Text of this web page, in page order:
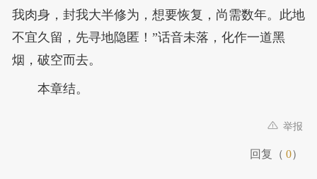
我肉身，封我大半修为，想要恢复，尚需数年。此地
不宜久留，先寻地隐匿！”话音未落，化作一道黑
烟，破空而去。
本章结。
举报
回复（ 0）